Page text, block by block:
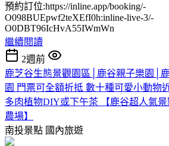
預約訂位:https://inline.app/booking/-
O098BUEpwf2teXEfI0h:inline-live-3/-
O0DBT96IcHvA55IWmWn
繼續閱讀
2週前
鹿芝谷生態景觀園區│鹿谷親子樂園│
園 門票可全額折抵 數十種可愛小動物
多肉植物DIY或下午茶 【鹿谷超人氣
農場】
南投景點 國內旅遊